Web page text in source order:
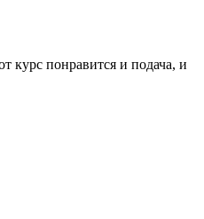
курс понравится и подача, и